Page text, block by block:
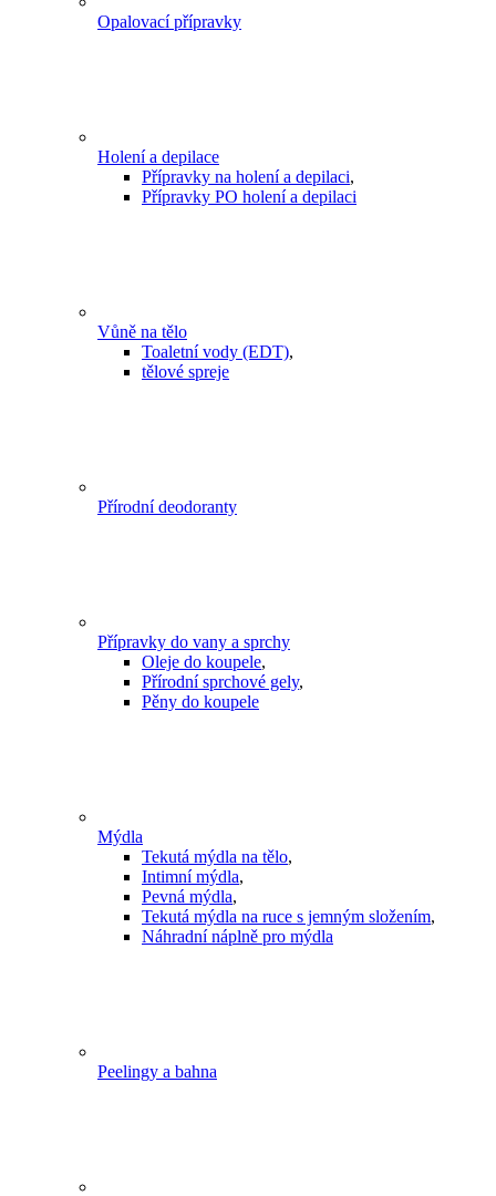
Opalovací přípravky
Holení a depilace
Přípravky na holení a depilaci,
Přípravky PO holení a depilaci
Vůně na tělo
Toaletní vody (EDT),
tělové spreje
Přírodní deodoranty
Přípravky do vany a sprchy
Oleje do koupele,
Přírodní sprchové gely,
Pěny do koupele
Mýdla
Tekutá mýdla na tělo,
Intimní mýdla,
Pevná mýdla,
Tekutá mýdla na ruce s jemným složením,
Náhradní náplně pro mýdla
Peelingy a bahna